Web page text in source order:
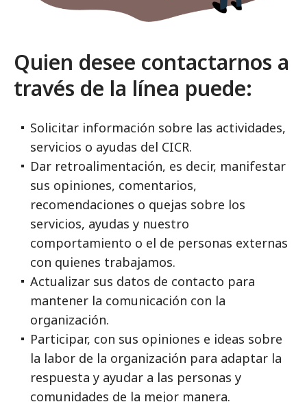
Quien desee contactarnos a
través de la línea puede:
Solicitar información sobre las actividades,
servicios o ayudas del CICR.
Dar retroalimentación, es decir, manifestar
sus opiniones, comentarios,
recomendaciones o quejas sobre los
servicios, ayudas y nuestro
comportamiento o el de personas externas
con quienes trabajamos.
Actualizar sus datos de contacto para
mantener la comunicación con la
organización.
Participar, con sus opiniones e ideas sobre
la labor de la organización para adaptar la
respuesta y ayudar a las personas y
comunidades de la mejor manera.